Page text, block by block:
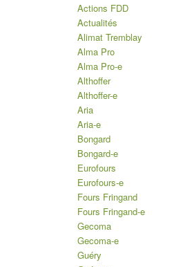
Actions FDD
Actualités
Alimat Tremblay
Alma Pro
Alma Pro-e
Althoffer
Althoffer-e
Aria
Aria-e
Bongard
Bongard-e
Eurofours
Eurofours-e
Fours Fringand
Fours Fringand-e
Gecoma
Gecoma-e
Guéry